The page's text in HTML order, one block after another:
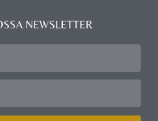
NEWSLETTER